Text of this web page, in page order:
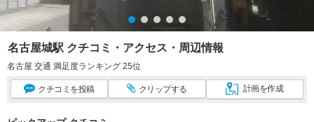
名古屋城駅 クチコミ・アクセス・周辺情報
名古屋 交通 満足度ランキング 25位
クチコミ を投稿 クリップする 計画を作成